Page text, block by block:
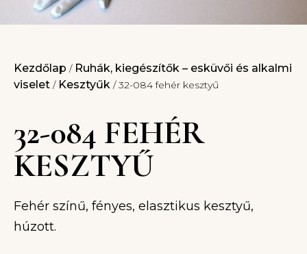
Kezdőlap / Ruhák, kiegészítők – esküvői és alkalmi
viselet / Kesztyűk / 32-084 fehér kesztyű
32-084 FEHÉR
KESZTYŰ
Fehér színű, fényes, elasztikus kesztyű,
húzott.